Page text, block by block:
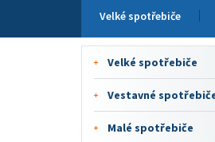
Velké spotřebiče
Velké spotřebiče
Vestavné
Malé spotřebiče